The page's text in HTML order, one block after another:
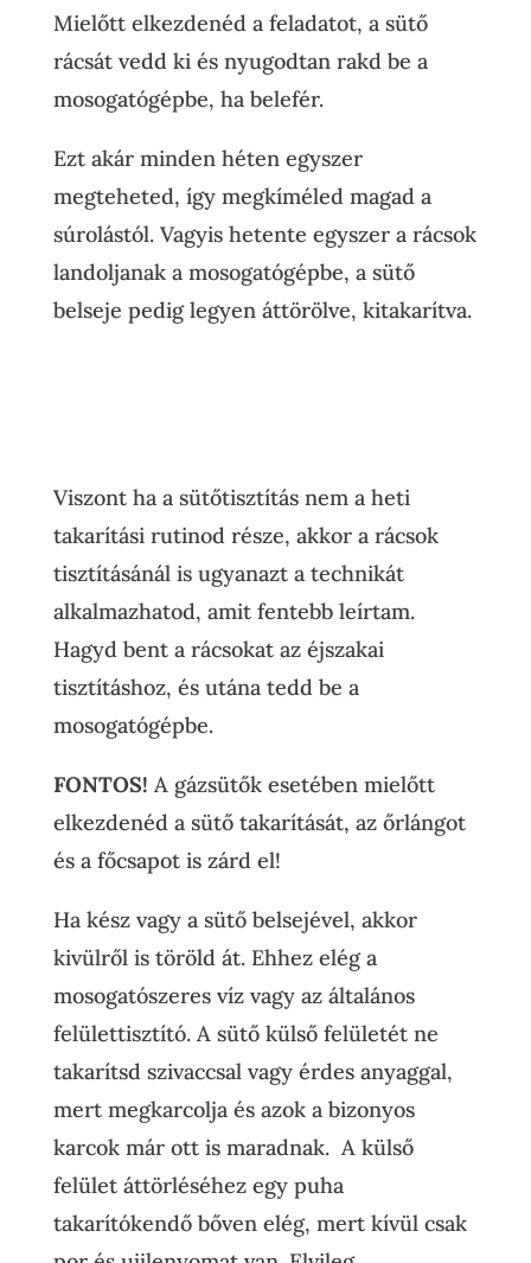
Mielőtt elkezdenéd a feladatot, a sütő
rácsát vedd ki és nyugodtan rakd be a
mosogatógépbe, ha belefér.
Ezt akár minden héten egyszer
megteheted, így megkíméled magad a
súrolástól. Vagyis hetente egyszer a rácsok
landoljanak a mosogatógépbe, a sütő
belseje pedig legyen áttörölve, kitakarítva.
Viszont ha a sütőtisztítás nem a heti
takarítási rutinod része, akkor a rácsok
tisztításánál is ugyanazt a technikát
alkalmazhatod, amit fentebb leírtam.
Hagyd bent a rácsokat az éjszakai
tisztításhoz, és utána tedd be a
mosogatógépbe.
FONTOS! A gázsütők esetében mielőtt
elkezdenéd a sütő takarítását, az őrlángot
és a főcsapot is zárd el!
Ha kész vagy a sütő belsejével, akkor
kivülről is töröld át. Ehhez elég a
mosogatószeres víz vagy az általános
felülettisztító. A sütő külső felületét ne
takarítsd szivaccsal vagy érdes anyaggal,
mert megkarcolja és azok a bizonyos
karcok már ott is maradnak. A külső
felület áttörléséhez egy puha
takarítókendő bőven elég, mert kívül csak